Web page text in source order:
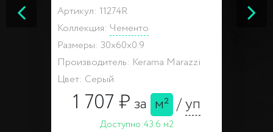
Артикул: 11274R
Коллекция: Чементо
Размеры: 30x60x0.9
Производитель: Kerama Marazzi
Цвет: Серый
1 707 ₽за м² /уп
Доступно:43.6 м2